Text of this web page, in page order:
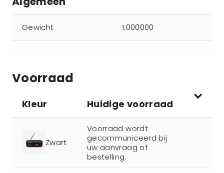
Gewicht 1.000000
Voorraad
Kleur Huidige voorraad
Zwart
Voorraad wordt
gecommuniceerd bij
uw aanvraag of
bestelling.